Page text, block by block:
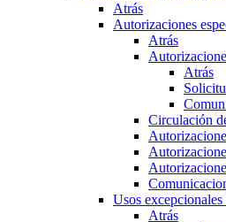
Atrás
Autorizaciones
Atrás
Atrás
Circulación
Usos excepcionales
Atrás